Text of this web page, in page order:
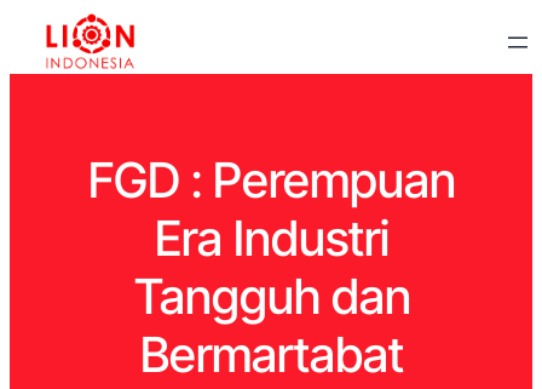
FGD : Perempuan
Era Industri
Tangguh dan
Bermartabat